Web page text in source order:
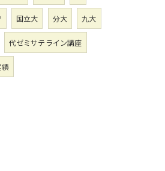
国立大 分大 九大
代ゼミサテライン講座